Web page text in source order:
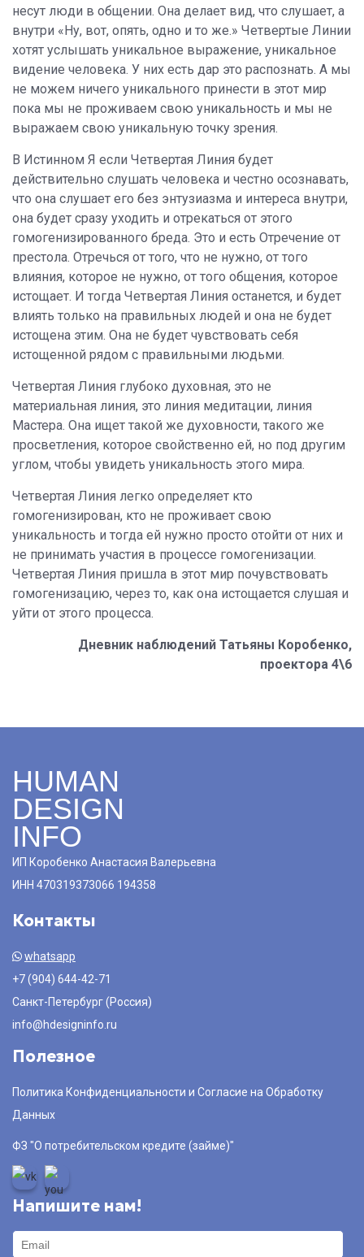
несут люди в общении. Она делает вид, что слушает, а
внутри «Ну, вот, опять, одно и то же.» Четвертые Линии
хотят услышать уникальное выражение, уникальное
видение человека. У них есть дар это распознать. А мы
не можем ничего уникального принести в этот мир
пока мы не проживаем свою уникальность и мы не
выражаем свою уникальную точку зрения.
В Истинном Я если Четвертая Линия будет
действительно слушать человека и честно осознавать,
что она слушает его без энтузиазма и интереса внутри,
она будет сразу уходить и отрекаться от этого
гомогенизированного бреда. Это и есть Отречение от
престола. Отречься от того, что не нужно, от того
влияния, которое не нужно, от того общения, которое
истощает. И тогда Четвертая Линия останется, и будет
влиять только на правильных людей и она не будет
истощена этим. Она не будет чувствовать себя
истощенной рядом с правильными людьми.
Четвертая Линия глубоко духовная, это не
материальная линия, это линия медитации, линия
Мастера. Она ищет такой же духовности, такого же
просветления, которое свойственно ей, но под другим
углом, чтобы увидеть уникальность этого мира.
Четвертая Линия легко определяет кто
гомогенизирован, кто не проживает свою
уникальность и тогда ей нужно просто отойти от них и
не принимать участия в процессе гомогенизации.
Четвертая Линия пришла в этот мир почувствовать
гомогенизацию, через то, как она истощается слушая и
уйти от этого процесса.
Дневник наблюдений Татьяны Коробенко,
проектора 4\6
HUMAN
DESIGN
INFO
ИП Коробенко Анастасия Валерьевна
ИНН 470319373066 194358
Контакты
whatsapp
+7 (904) 644-42-71
Санкт-Петербург (Россия)
info@hdesigninfo.ru
Полезное
Политика Конфиденциальности и Согласие на Обработку
Данных
ФЗ "О потребительском кредите (займе)"
Напишите нам!